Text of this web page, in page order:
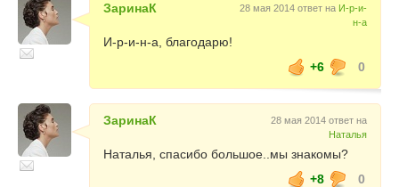
ЗаринаК 28 мая 2014 ответ на И-р-и-
н-а
И-р-и-н-а, благодарю!
+6
0
ЗаринаК
28 мая 2014 ответ на
Наталья
Наталья, спасибо большое..мы знакомы?
+8
0